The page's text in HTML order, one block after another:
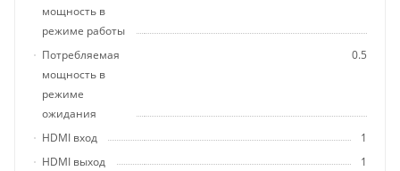
мощность в
режиме работы
Потребляемая
мощность в
режиме
ожидания
0.5
HDMI вход
1
HDMI выход
1